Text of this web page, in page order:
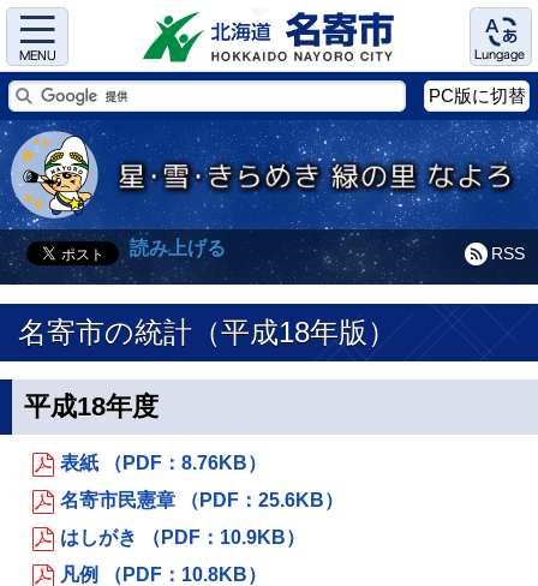
Menu Language
PC版に切替
RSS
読み上げる
名寄市の統計（平成18年版）
平成18年度
表紙 （PDF：8.76KB）
名寄市民憲章 （PDF：25.6KB）
はしがき （PDF：10.9KB）
凡例 （PDF：10.8KB）